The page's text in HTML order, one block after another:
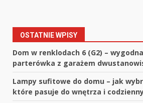
OSTATNIE WPISY
Dom w renklodach 6 (G2) –
parterówka z garażem
Lampy sufitowe do domu – jak
które pasuje do wnętrza i